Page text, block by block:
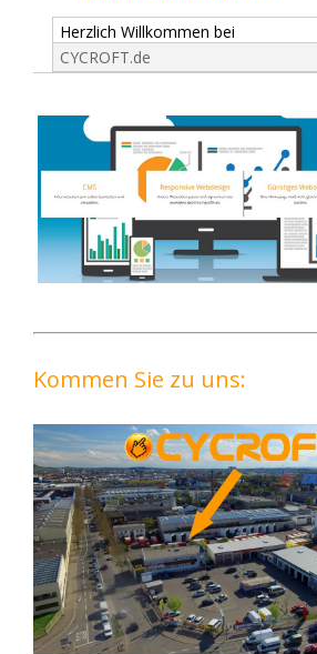
Herzlich Willkommen bei
CYCROFT.de
Kommen Sie zu uns: